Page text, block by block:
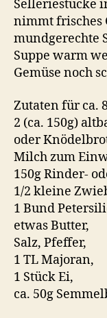
Selleriestücke
nimmt frisches
mundgerechte
Suppe warm
Gemüse noch
Zutaten für ca.
2 (ca. 150g)
oder
Milch zum
150g Rinder-
1/2 kleine
1 Bund
etwas Butter,
Salz, Pfeffer,
1 TL Majoran,
1 Stück Ei,
ca. 50g